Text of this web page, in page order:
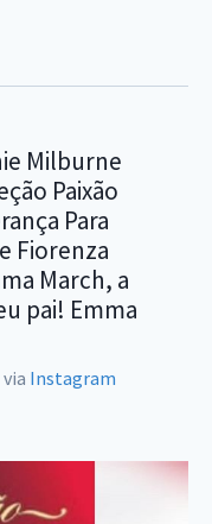
Milburne
Paixão
Para
Fiorenza
March, a
pai! Emma
via Instagram